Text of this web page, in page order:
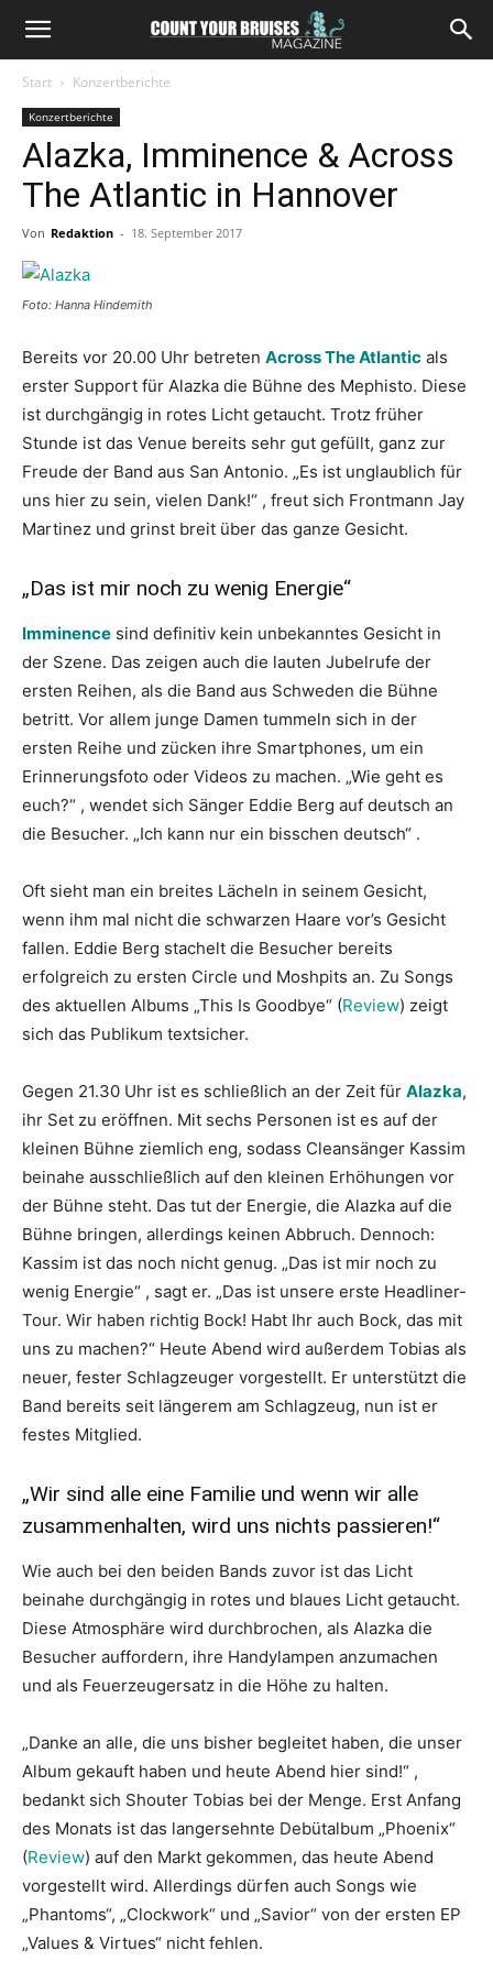
Start Konzertberichte
Konzertberichte
Alazka, Imminence & Across
The Atlantic in Hannover
Von Redaktion - 18. September 2017
Foto: Hanna Hindemith
Bereits vor 20.00 Uhr betreten Across The Atlantic als
erster Support für Alazka die Bühne des Mephisto. Diese
ist durchgängig in rotes Licht getaucht. Trotz früher
Stunde ist das Venue bereits sehr gut gefüllt, ganz zur
Freude der Band aus San Antonio. „Es ist unglaublich für
uns hier zu sein, vielen Dank!“ , freut sich Frontmann Jay
Martinez und grinst breit über das ganze Gesicht.
„Das ist mir noch zu wenig Energie“
Imminence sind definitiv kein unbekanntes Gesicht in
der Szene. Das zeigen auch die lauten Jubelrufe der
ersten Reihen, als die Band aus Schweden die Bühne
betritt. Vor allem junge Damen tummeln sich in der
ersten Reihe und zücken ihre Smartphones, um ein
Erinnerungsfoto oder Videos zu machen. „Wie geht es
euch?“ , wendet sich Sänger Eddie Berg auf deutsch an
die Besucher. „Ich kann nur ein bisschen deutsch“ .
Oft sieht man ein breites Lächeln in seinem Gesicht,
wenn ihm mal nicht die schwarzen Haare vor’s Gesicht
fallen. Eddie Berg stachelt die Besucher bereits
erfolgreich zu ersten Circle und Moshpits an. Zu Songs
des aktuellen Albums „This Is Goodbye“ (Review) zeigt
sich das Publikum textsicher.
Gegen 21.30 Uhr ist es schließlich an der Zeit für Alazka,
ihr Set zu eröffnen. Mit sechs Personen ist es auf der
kleinen Bühne ziemlich eng, sodass Cleansänger Kassim
beinahe ausschließlich auf den kleinen Erhöhungen vor
der Bühne steht. Das tut der Energie, die Alazka auf die
Bühne bringen, allerdings keinen Abbruch. Dennoch:
Kassim ist das noch nicht genug. „Das ist mir noch zu
wenig Energie“ , sagt er. „Das ist unsere erste Headliner-
Tour. Wir haben richtig Bock! Habt Ihr auch Bock, das mit
uns zu machen?“ Heute Abend wird außerdem Tobias als
neuer, fester Schlagzeuger vorgestellt. Er unterstützt die
Band bereits seit längerem am Schlagzeug, nun ist er
festes Mitglied.
„Wir sind alle eine Familie und wenn wir alle
zusammenhalten, wird uns nichts passieren!“
Wie auch bei den beiden Bands zuvor ist das Licht
beinahe durchgängig in rotes und blaues Licht getaucht.
Diese Atmosphäre wird durchbrochen, als Alazka die
Besucher auffordern, ihre Handylampen anzumachen
und als Feuerzeugersatz in die Höhe zu halten.
„Danke an alle, die uns bisher begleitet haben, die unser
Album gekauft haben und heute Abend hier sind!“ ,
bedankt sich Shouter Tobias bei der Menge. Erst Anfang
des Monats ist das langersehnte Debütalbum „Phoenix“
(Review) auf den Markt gekommen, das heute Abend
vorgestellt wird. Allerdings dürfen auch Songs wie
„Phantoms“, „Clockwork“ und „Savior“ von der ersten EP
„Values & Virtues“ nicht fehlen.